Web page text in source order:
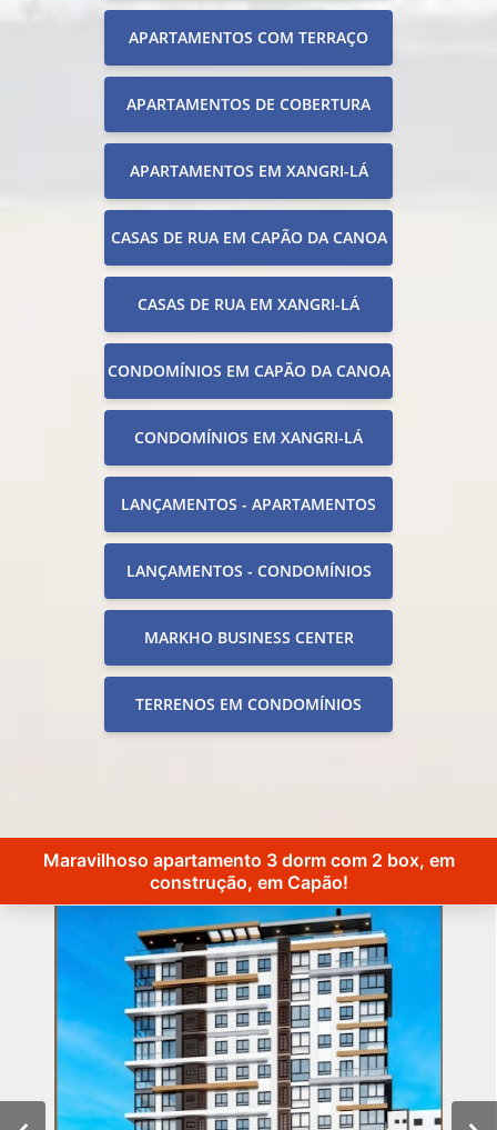
APARTAMENTOS COM TERRAÇO
APARTAMENTOS DE COBERTURA
APARTAMENTOS EM XANGRI-LÁ
CASAS DE RUA EM CAPÃO DA CANOA
CASAS DE RUA EM XANGRI-LÁ
CONDOMÍNIOS EM CAPÃO DA CANOA
CONDOMÍNIOS EM XANGRI-LÁ
LANÇAMENTOS - APARTAMENTOS
LANÇAMENTOS - CONDOMÍNIOS
MARKHO BUSINESS CENTER
TERRENOS EM CONDOMÍNIOS
Maravilhoso apartamento 3 dorm com 2 box, em
construção, em Capão!